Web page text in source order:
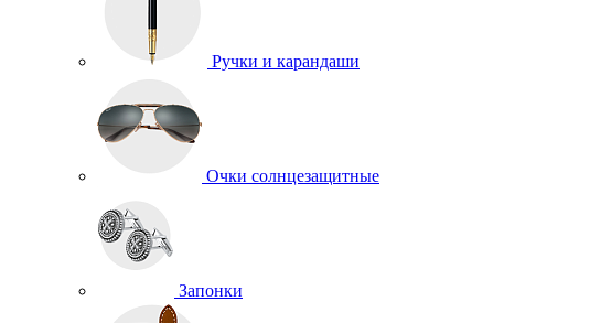
Ручки и карандаши
Очки солнцезащитные
Запонки